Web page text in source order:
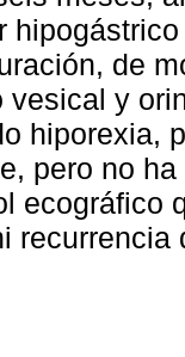
de
vesical y
hiporexia,
pero no
ecográfico
recurrencia